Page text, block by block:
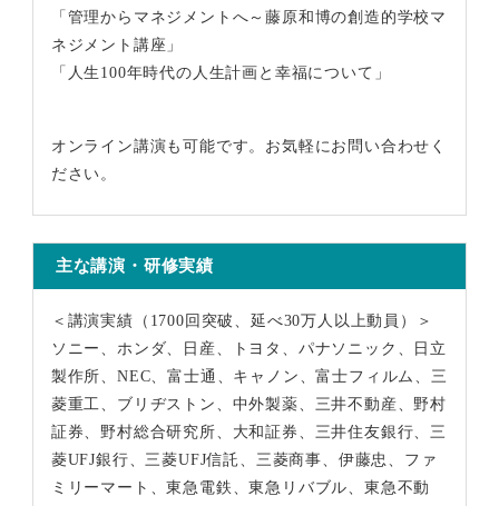
「管理からマネジメントへ～藤原和博の創造的学校マ
ネジメント講座」
「人生100年時代の人生計画と幸福について」
オンライン講演も可能です。お気軽にお問い合わせく
ださい。
主な講演・研修実績
＜講演実績（1700回突破、延べ30万人以上動員）＞
ソニー、ホンダ、日産、トヨタ、パナソニック、日立
製作所、NEC、富士通、キャノン、富士フィルム、三
菱重工、ブリヂストン、中外製薬、三井不動産、野村
証券、野村総合研究所、大和証券、三井住友銀行、三
菱UFJ銀行、三菱UFJ信託、三菱商事、伊藤忠、ファ
ミリーマート、東急電鉄、東急リバブル、東急不動